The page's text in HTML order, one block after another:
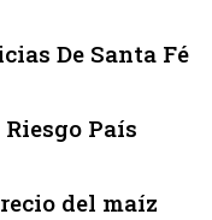
De Santa Fé
Riesgo País
del maíz